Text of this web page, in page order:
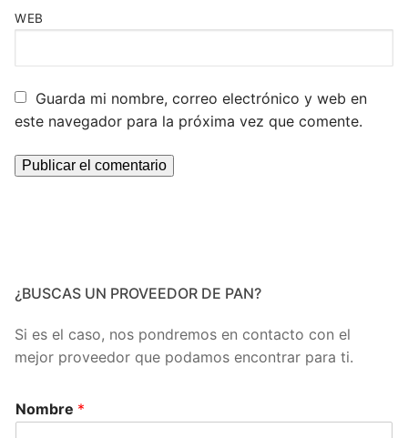
WEB
Guarda mi nombre, correo electrónico y web en
este navegador para la próxima vez que comente.
¿BUSCAS UN PROVEEDOR DE PAN?
Si es el caso, nos pondremos en contacto con el
mejor proveedor que podamos encontrar para ti.
Nombre *